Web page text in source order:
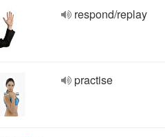
respond/replay
practise